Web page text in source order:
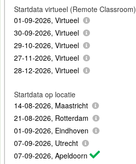
Startdata virtueel (Remote Classroom)
01-09-2026, Virtueel
30-09-2026, Virtueel
29-10-2026, Virtueel
27-11-2026, Virtueel
28-12-2026, Virtueel
Startdata op locatie
14-08-2026, Maastricht
21-08-2026, Rotterdam
01-09-2026, Eindhoven
07-09-2026, Utrecht
07-09-2026, Apeldoorn